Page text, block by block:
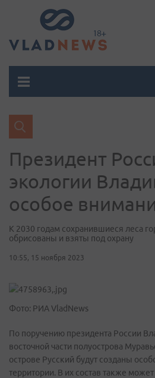
Президент
экологии
особое
К 2030 годам сохранившиеся леса
обрисованы и взяты под охрану
10:55, 15 ноября 2023
Фото: РИА VladNews
По поручению президента России
восточной части полуострова
острове Русский будут созданы
территории. В их состав также